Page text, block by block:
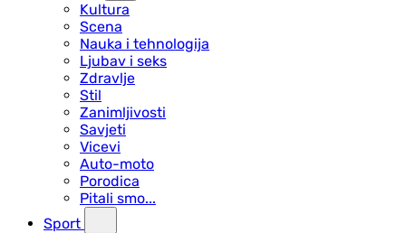
Kultura
Scena
Nauka i tehnologija
Ljubav i seks
Zdravlje
Stil
Zanimljivosti
Savjeti
Vicevi
Auto-moto
Porodica
Pitali smo...
Sport